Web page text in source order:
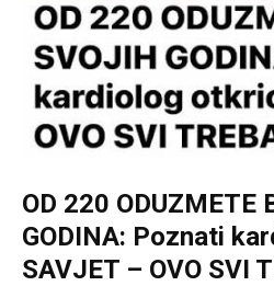
OD 220 ODUZMETE
GODINA: Poznati
SAVJET – OVO SVI